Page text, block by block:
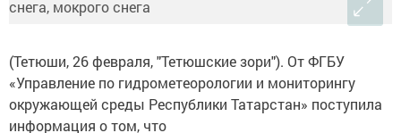
(Тетюши, 26 февраля, "Тетюшские зори"). От ФГБУ
«Управление по гидрометеорологии и мониторингу
окружающей среды Республики Татарстан» поступила
информация о том, что